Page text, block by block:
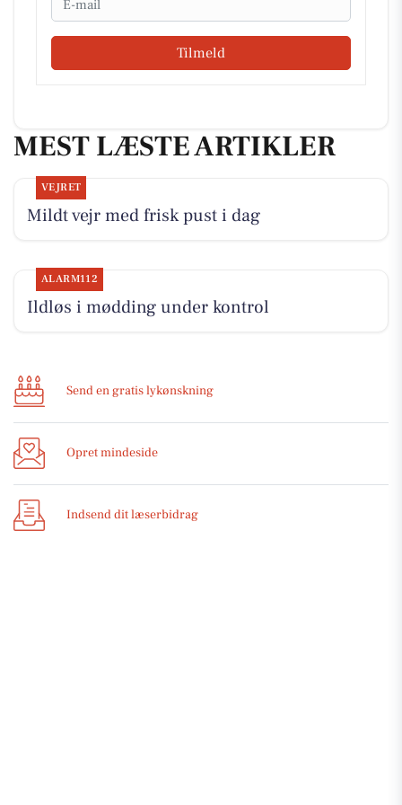
Tilmeld
MEST LÆSTE ARTIKLER
VEJRET
Mildt vejr med frisk pust i dag
ALARM112
Ildløs i mødding under kontrol
Send en gratis lykønskning
Opret mindeside
Indsend dit læserbidrag